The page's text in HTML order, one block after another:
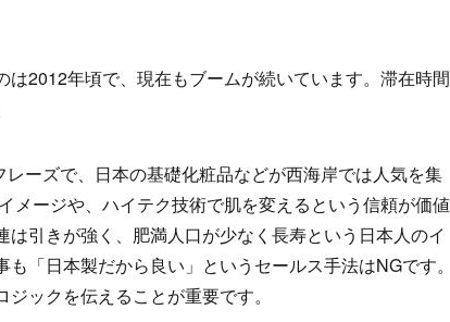
2012年頃で、現在もブームが続いています。滞在時間
レーズで、日本の基礎化粧品などが西海岸では人気を集
メージや、ハイテク技術で肌を変えるという信頼が価値
引きが強く、肥満人口が少なく長寿という日本人のイ
「日本製だから良い」というセールス手法はNGです。
ックを伝えることが重要です。